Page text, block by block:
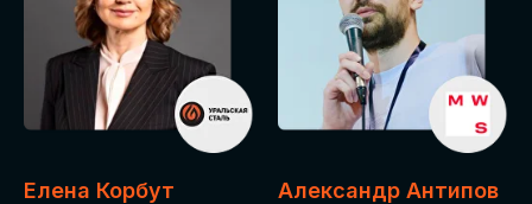
Елена Корбут Александр Антипов